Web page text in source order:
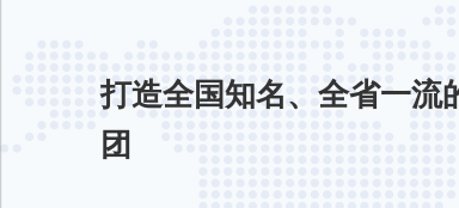
打造全国知名、全省一流
团